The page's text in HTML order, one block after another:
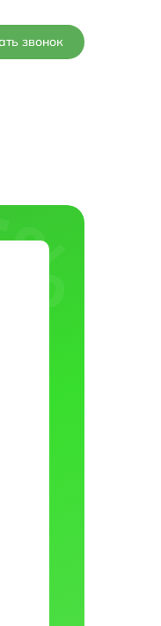
звонок